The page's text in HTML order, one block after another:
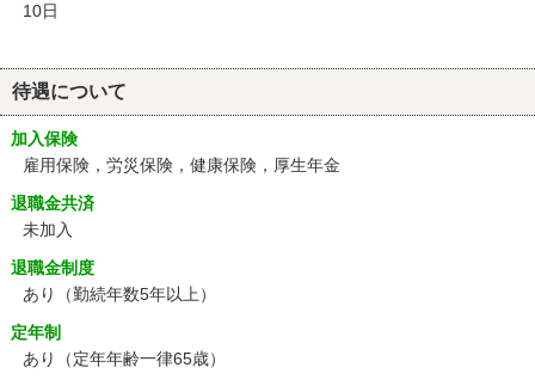
10日
待遇について
加入保険
雇用保険，労災保険，健康保険，厚生年金
退職金共済
未加入
退職金制度
あり（勤続年数5年以上）
定年制
あり
（定年年齢一律65歳）